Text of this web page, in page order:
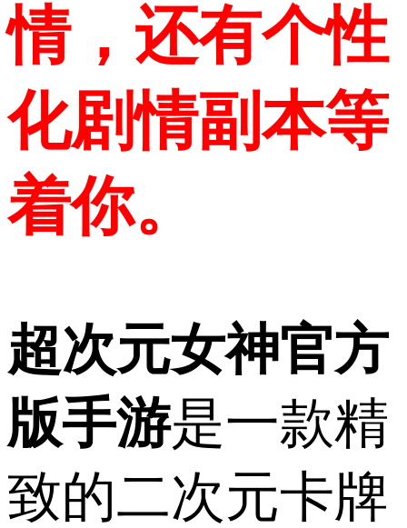
情，还有个性
化剧情副本等
着你。
超次元女神官方
版手游是一款精
致的二次元卡牌